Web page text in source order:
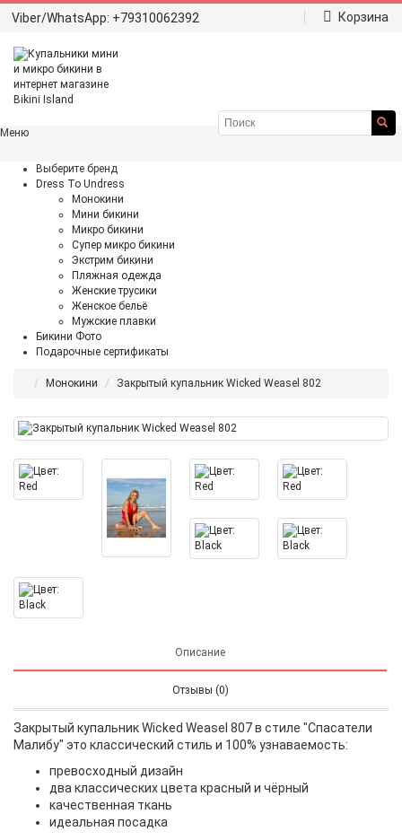
Корзина
Viber/WhatsApp: +79310062392
Меню
Выберите бренд
Dress To Undress
Монокини
Мини бикини
Микро бикини
Супер микро бикини
Экстрим бикини
Пляжная одежда
Женские трусики
Женское бельё
Мужские плавки
Бикини Фото
Подарочные сертификаты
Монокини Закрытый купальник Wicked Weasel 802
Описание
Отзывы (0)
Закрытый купальник Wicked Weasel 807 в стиле "Спасатели
Малибу" это классический стиль и 100% узнаваемость:
превосходный дизайн
два классических цвета красный и чёрный
качественная ткань
идеальная посадка